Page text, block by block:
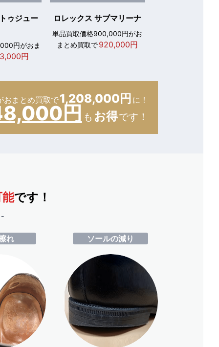
ゥジュー
円がおま
円
ロレックス サブマリーナ
単品買取価格900,000円がお
まとめ買取で920,000円
おまとめ買取で1,208,000円 に！
円 も お得です！
です！
-
れ ソールの減り